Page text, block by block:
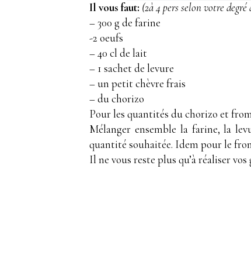
Il vous faut: (2à 4 pers selon votre
– 300 g de farine
-2 oeufs
– 40 cl de lait
– 1 sachet de levure
– un petit chèvre frais
– du chorizo
Pour les quantités du chorizo et
Mélanger ensemble la farine, la
quantité souhaitée. Idem pour le
Il ne vous reste plus qu’à réaliser